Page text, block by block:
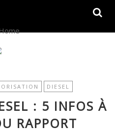
DIESEL
: 5 INFOS À
RAPPORT